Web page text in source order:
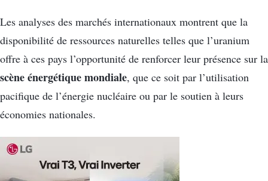
Les analyses des marchés internationaux montrent que la
disponibilité de ressources naturelles telles que l’uranium
offre à ces pays l’opportunité de renforcer leur présence sur la
scène énergétique mondiale, que ce soit par l’utilisation
pacifique de l’énergie nucléaire ou par le soutien à leurs
économies nationales.